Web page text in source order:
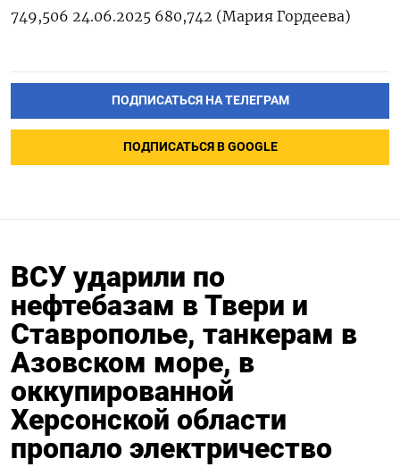
749,506 24.06.2025 680,742 (Мария ‌Гордеева)
ПОДПИСАТЬСЯ НА ТЕЛЕГРАМ
ПОДПИСАТЬСЯ В GOOGLE
ВСУ ударили по
нефтебазам в Твери и
Ставрополье, танкерам в
Азовском море, в
оккупированной
Херсонской области
пропало электричество